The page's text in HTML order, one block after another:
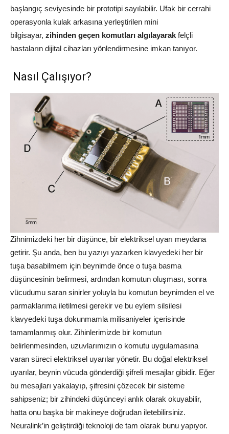
başlangıç seviyesinde bir prototipi sayılabilir. Ufak bir cerrahi
operasyonla kulak arkasına yerleştirilen mini
bilgisayar, zihinden geçen komutları algılayarak felçli
hastaların dijital cihazları yönlendirmesine imkan tanıyor.
Nasıl Çalışıyor?
Zihnimizdeki her bir düşünce, bir elektriksel uyarı meydana
getirir. Şu anda, ben bu yazıyı yazarken klavyedeki her bir
tuşa basabilmem için beynimde önce o tuşa basma
düşüncesinin belirmesi, ardından komutun oluşması, sonra
vücudumu saran sinirler yoluyla bu komutun beynimden el ve
parmaklarıma iletilmesi gerekir ve bu eylem silsilesi
klavyedeki tuşa dokunmamla milisaniyeler içerisinde
tamamlanmış olur. Zihinlerimizde bir komutun
belirlenmesinden, uzuvlarımızın o komutu uygulamasına
varan süreci elektriksel uyarılar yönetir. Bu doğal elektriksel
uyarılar, beynin vücuda gönderdiği şifreli mesajlar gibidir. Eğer
bu mesajları yakalayıp, şifresini çözecek bir sisteme
sahipseniz; bir zihindeki düşünceyi anlık olarak okuyabilir,
hatta onu başka bir makineye doğrudan iletebilirsiniz.
Neuralink’in geliştirdiği teknoloji de tam olarak bunu yapıyor.